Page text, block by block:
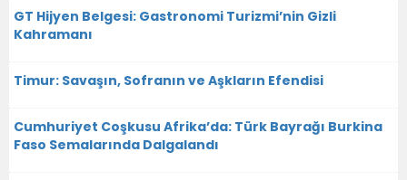
GT Hijyen Belgesi: Gastronomi Turizmi’nin Gizli
Kahramanı
Timur: Savaşın, Sofranın ve Aşkların Efendisi
Cumhuriyet Coşkusu Afrika’da: Türk Bayrağı Burkina
Faso Semalarında Dalgalandı